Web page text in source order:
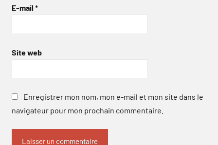
E-mail *
Site web
Enregistrer mon nom, mon e-mail et mon site dans le
navigateur pour mon prochain commentaire.